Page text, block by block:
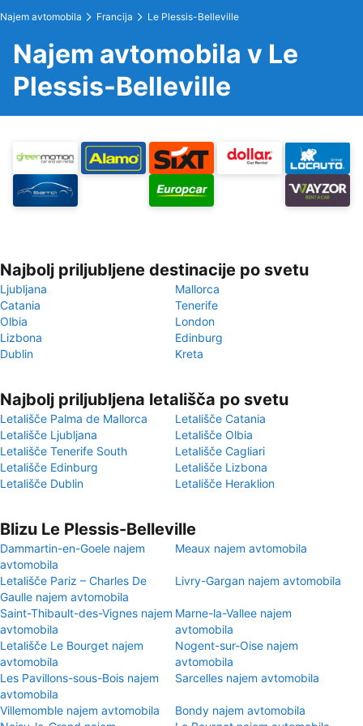
Najem avtomobila Francija Le Plessis-Belleville
Najem avtomobila v Le
Plessis-Belleville
Najbolj priljubljene destinacije po svetu
Ljubljana
Mallorca
Catania
Tenerife
Olbia
London
Lizbona
Edinburg
Dublin
Kreta
Najbolj priljubljena letališča po svetu
Letališče Palma de Mallorca
Letališče Catania
Letališče Ljubljana
Letališče Olbia
Letališče Tenerife South
Letališče Cagliari
Letališče Edinburg
Letališče Lizbona
Letališče Dublin
Letališče Heraklion
Blizu Le Plessis-Belleville
Dammartin-en-Goele najem
avtomobila
Meaux najem avtomobila
Letališče Pariz – Charles De
Gaulle najem avtomobila
Livry-Gargan najem avtomobila
Saint-Thibault-des-Vignes najem
avtomobila
Marne-la-Vallee najem
avtomobila
Letališče Le Bourget najem
avtomobila
Nogent-sur-Oise najem
avtomobila
Les Pavillons-sous-Bois najem
avtomobila
Sarcelles najem avtomobila
Villemomble najem avtomobila
Bondy najem avtomobila